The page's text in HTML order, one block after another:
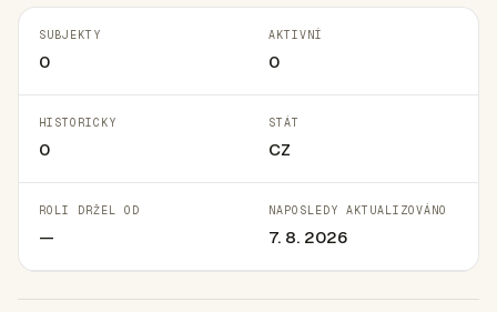
SUBJEKTY
0
AKTIVNÍ
0
HISTORICKY
0
STÁT
CZ
ROLI DRŽEL OD
—
NAPOSLEDY AKTUALIZOVÁNO
7. 8. 2026